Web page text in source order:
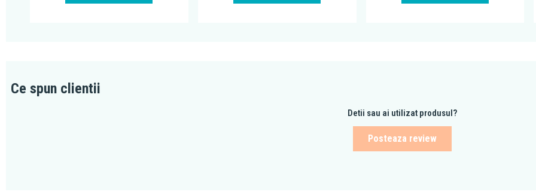
Ce spun clientii
Detii sau ai utilizat produsul?
Posteaza review